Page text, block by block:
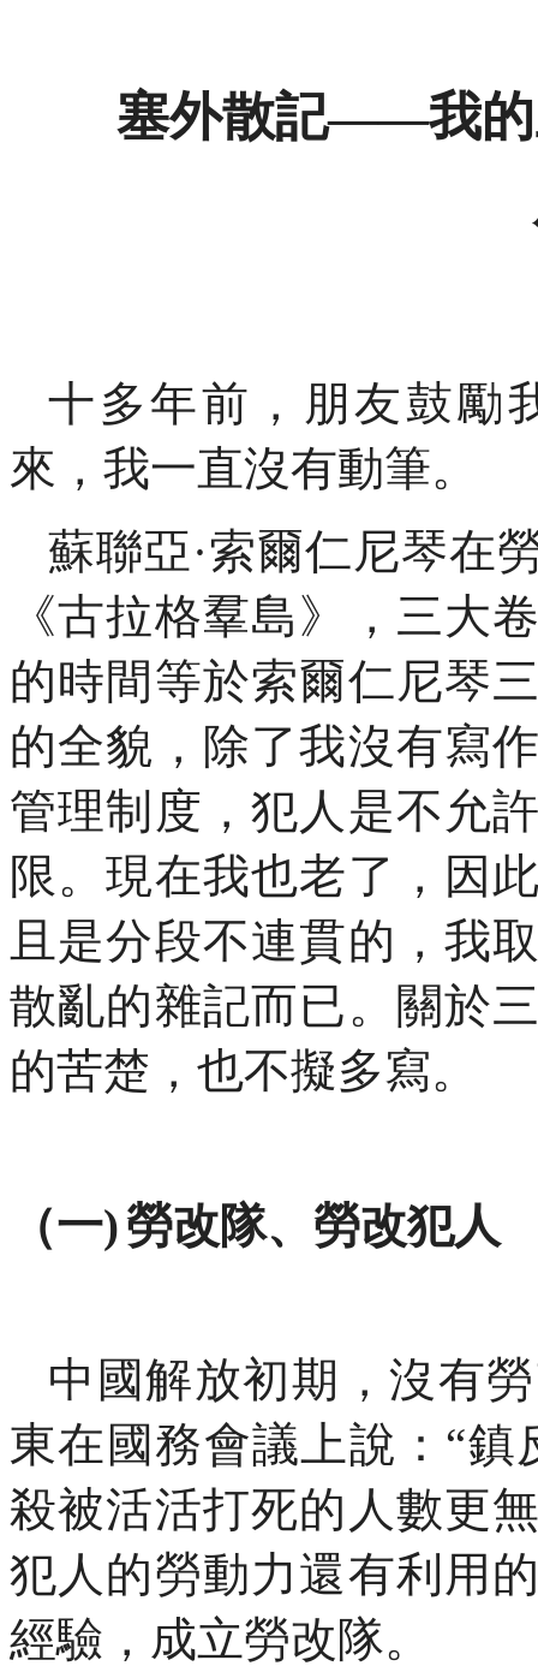
塞外散記——我
十多年前，朋友鼓勵
來，我一直沒有動筆。
蘇聯亞·索爾仁尼琴在
《古拉格羣島》，三大
的時間等於索爾仁尼琴
的全貌，除了我沒有寫
管理制度，犯人是不允
限。現在我也老了，因
且是分段不連貫的，我
散亂的雜記而已。關於
的苦楚，也不擬多寫。
（一)勞改隊、勞改犯人
中國解放初期，沒有
東在國務會議上說：“
殺被活活打死的人數更
犯人的勞動力還有利用
經驗，成立勞改隊。